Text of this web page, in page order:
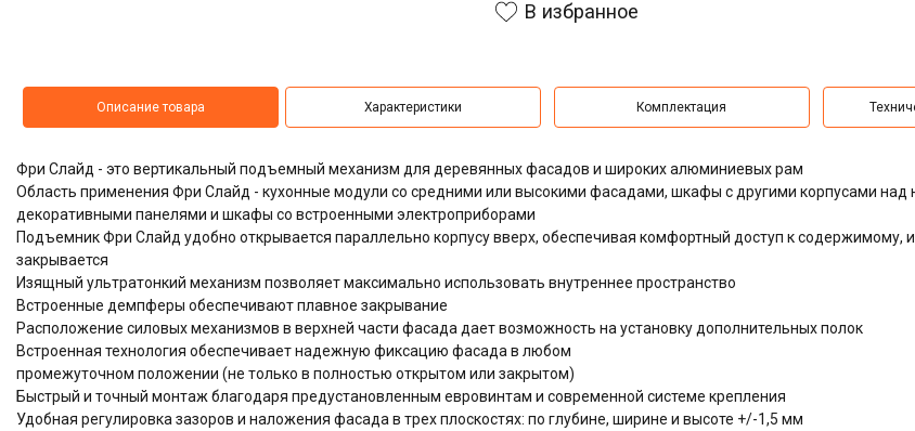
В избранное
Описание товара Характеристики Комплектация
Фри Слайд - это вертикальный подъемный механизм для деревянных фасадов и широких алюминиевых рам
Область применения Фри Слайд - кухонные модули со средними или высокими фасадами, шкафы с другими корпусами
декоративными панелями и шкафы со встроенными электроприборами
Подъемник Фри Слайд удобно открывается параллельно корпусу вверх, обеспечивая комфортный доступ к содержимому,
закрывается
Изящный ультратонкий механизм позволяет максимально использовать внутреннее пространство
Встроенные демпферы обеспечивают плавное закрывание
Расположение силовых механизмов в верхней части фасада дает возможность на установку дополнительных полок
Встроенная технология обеспечивает надежную фиксацию фасада в любом
промежуточном положении (не только в полностью открытом или закрытом)
Быстрый и точный монтаж благодаря предустановленным евровинтам и современной системе крепления
Удобная регулировка зазоров и наложения фасада в трех плоскостях: по глубине, ширине и высоте +/-1,5 мм